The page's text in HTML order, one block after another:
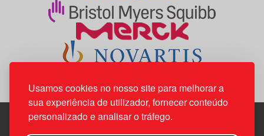
Usamos cookies no nosso site para melhorar a
sua experiência de utilizador, fornecer conteúdo
personalizado e analisar o tráfego.